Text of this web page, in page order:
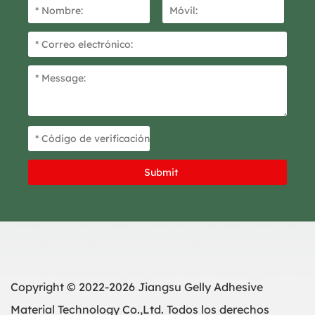
curvas y bordes complejos,
garantizando contornos
nítidos y definidos en
trabajos de repintado,
detallado o diseño
Copyright © 2022-2026 Jiangsu Gelly Adhesive
Material Technology Co.,Ltd. Todos los derechos